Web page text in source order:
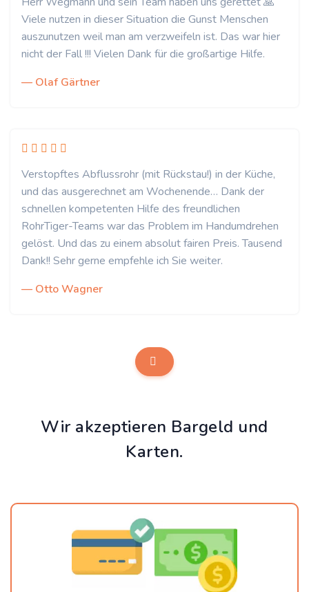
Viele nutzen in dieser Situation die Gunst Menschen
auszunutzen weil man am verzweifeln ist. Das war hier
nicht der Fall !!! Vielen Dank für die großartige Hilfe.
— Olaf Gärtner
Verstopftes Abflussrohr (mit Rückstau!) in der Küche,
und das ausgerechnet am Wochenende… Dank der
schnellen kompetenten Hilfe des freundlichen
RohrTiger-Teams war das Problem im Handumdrehen
gelöst. Und das zu einem absolut fairen Preis. Tausend
Dank!! Sehr gerne empfehle ich Sie weiter.
— Otto Wagner
Wir akzeptieren Bargeld und
Karten.